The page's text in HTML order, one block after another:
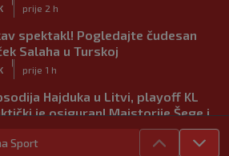
prije 2 h
spektakl! Pogledajte čudesan
Salaha u Turskoj
prije 1 h
Hajduka u Litvi, playoff KL
je osiguran! Majstorije Šege i
|
prije 6 h
Sport